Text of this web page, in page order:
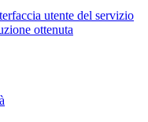
utente del servizio
ottenuta